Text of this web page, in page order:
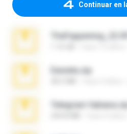
Continuar en
Daniela.zip
Telegram